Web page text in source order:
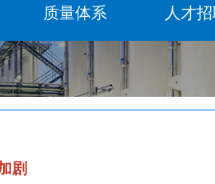
质量体系 人才
剧